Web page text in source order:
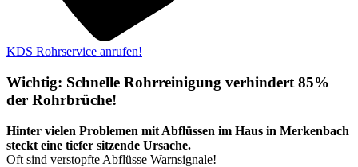
KDS Rohrservice anrufen!
Wichtig: Schnelle Rohrreinigung verhindert 85%
der Rohrbrüche!
Hinter vielen Problemen mit Abflüssen im Haus in Merkenbach
steckt eine tiefer sitzende Ursache.
Oft sind verstopfte Abflüsse Warnsignale!